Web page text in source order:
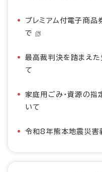
プレミアム付電子商品
で
最高裁判決を踏まえ
て
家庭用ごみ・資源の
いて
令和8年熊本地震災害